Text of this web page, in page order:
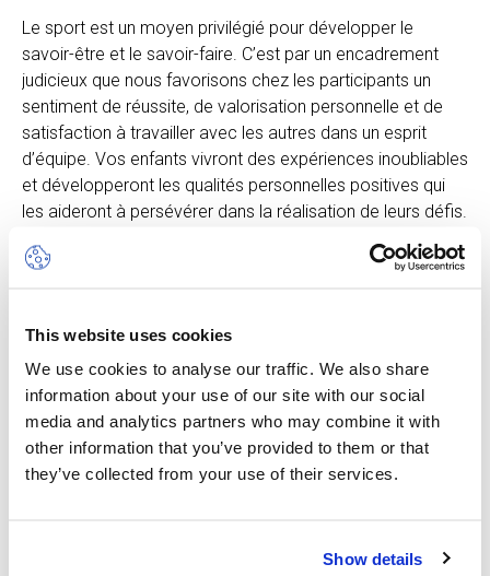
This website uses cookies
We use cookies to analyse our traffic. We also share
information about your use of our site with our social
media and analytics partners who may combine it with
other information that you’ve provided to them or that
they’ve collected from your use of their services.
Show details
ENFR
Le sport est un moyen privilégié pour développer le
savoir-être et le savoir-faire. C’est par un encadrement
judicieux que nous favorisons chez les participants un
sentiment de réussite, de valorisation personnelle et de
satisfaction à travailler avec les autres dans un esprit
d’équipe. Vos enfants vivront des expériences inoubliables
et développeront les qualités personnelles positives qui
les aideront à persévérer dans la réalisation de leurs défis.
football, basketball, badminton, hockey sur gazon,
l’enthousiasme et la curiosité. Dans ce camp, la notion
d’apprentissage est intimement liée à celle du jeu.
Autres dates disponibles